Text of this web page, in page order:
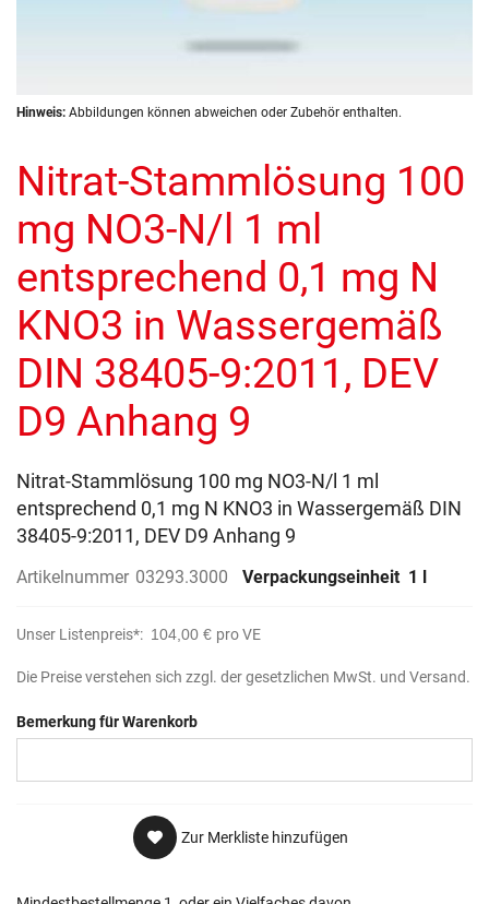
Zum
Bildergalerie
springen
Hinweis: Abbildungen können abweichen oder Zubehör enthalten.
Nitrat-Stammlösung 100
mg NO3-N/l 1 ml
entsprechend 0,1 mg N
KNO3 in Wassergemäß
DIN 38405-9:2011, DEV
D9 Anhang 9
Nitrat-Stammlösung 100 mg NO3-N/l 1 ml
entsprechend 0,1 mg N KNO3 in Wassergemäß DIN
38405-9:2011, DEV D9 Anhang 9
Artikelnummer 03293.3000 Verpackungseinheit 1 l
Unser Listenpreis*: 104,00 € pro VE
Die Preise verstehen sich zzgl. der gesetzlichen MwSt. und Versand.
Bemerkung für Warenkorb
Zur Merkliste hinzufügen